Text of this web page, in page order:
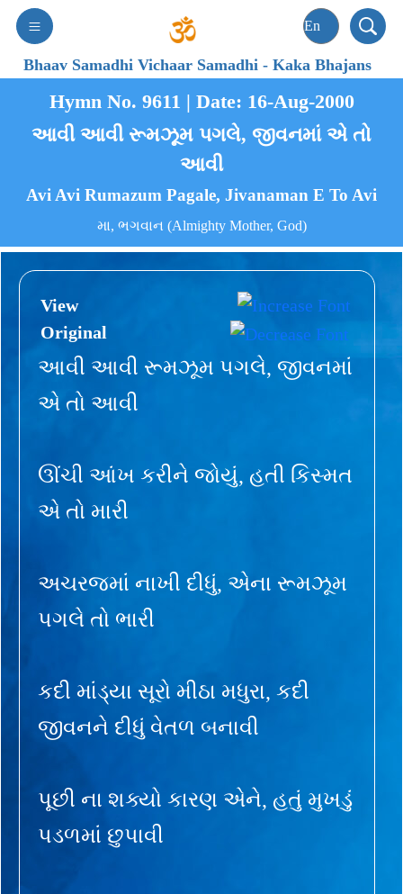
Bhaav Samadhi Vichaar Samadhi-Kaka Bhajans
Hymn No. 9611 | Date: 16-Aug-2000
આવી આવી રૂમઝૂમ પગલે, જીવનમાં એ તો
આવી
Avi Avi Rumazum Pagale, Jivanaman E To Avi
મા, ભગવાન (Almighty Mother, God)
View
Original
આવી આવી રૂમઝૂમ પગલે, જીવનમાં
એ તો આવી
ઊંચી આંખ કરીને જોયું, હતી કિસ્મત
એ તો મારી
અચરજમાં નાખી દીધું, એના રૂમઝૂમ
પગલે તો ભારી
કદી માંડ્યા સૂરો મીઠા મધુરા, કદી
જીવનને દીધું વેતળ બનાવી
પૂછી ના શક્યો કારણ એને, હતું મુખડું
પડળમાં છુપાવી